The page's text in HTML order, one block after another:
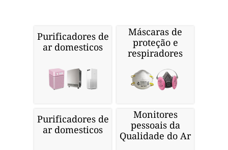
Purificadores de
ar domesticos
Máscaras de
proteção e
respiradores
Purificadores de
ar domesticos
Monitores
pessoais da
Qualidade do Ar